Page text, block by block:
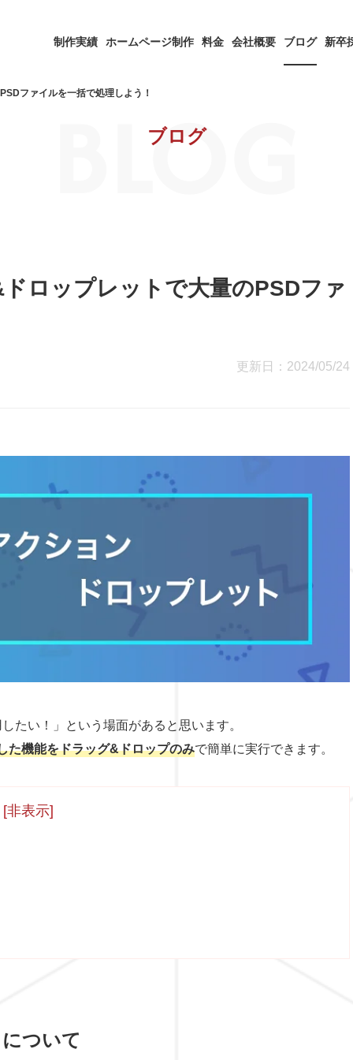
制作実績 ホームページ制作 料金 会社概要 ブログ 新卒
ブログ
BLOG
ファイルを一括で処理しよう！
ロップレットで大量のPSDファ
更新日：2024/05/24
たい！」という場面があると思います。
た機能をドラッグ&ドロップのみで簡単に実行できます。
[非表示]
ついて